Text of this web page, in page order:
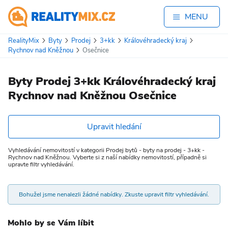
MENU
RealityMix Byty Prodej 3+kk
Královéhradecký kraj
Rychnov nad Kněžnou
Osečnice
Byty Prodej 3+kk Královéhradecký kraj
Rychnov nad Kněžnou Osečnice
Upravit hledání
Vyhledávání nemovitostí v kategorii Prodej bytů - byty na prodej - 3+kk -
Rychnov nad Kněžnou. Vyberte si z naší nabídky nemovitostí, případně si
upravte filtr vyhledávání.
Bohužel jsme nenalezli žádné nabídky. Zkuste upravit filtr vyhledávání.
Mohlo by se Vám líbit